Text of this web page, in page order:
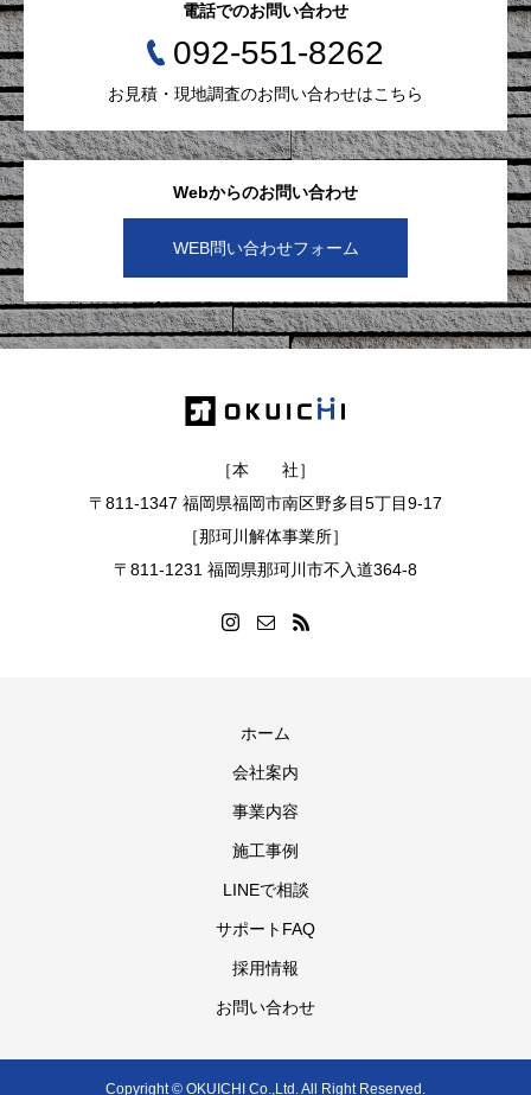
Webからのお問い合わせ
WEB問い合わせフォーム
電話でのお問い合わせ
092-551-8262
お見積・現地調査のお問い合わせはこちら
［本 社］
〒811-1347 福岡県福岡市南区野多目5丁目9-17
［那珂川解体事業所］
〒811-1231 福岡県那珂川市不入道364-8
ホーム
会社案内
事業内容
施工事例
LINEで相談
サポートFAQ
採用情報
お問い合わせ
Copyright © OKUICHI Co.,Ltd. All Right Reserved.